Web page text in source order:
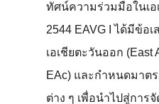
ทัศน์ความร่วมมือในเอ
2544 EAVG I ได้มีข้อ
เอเชียตะวันออก (East
EAc) และกำหนดมาต
ต่าง ๆ เพื่อนำไปสู่การ